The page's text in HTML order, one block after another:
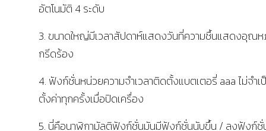
อัตโนมัติ 4 ระดับ
3. ขนาดใหญ่มีเวลาสัปดาห์แสดงวันที่ความชื้นแสดงอุณ
กรีดร้อง
4. ฟังก์ชั่นหน่วยความจำเวลาติดตั้งแบตเตอรี่ aaa ไม่จำ
ตั้งค่าทุกครั้งเมื่อปิดเครื่อง
5. นี่คือนาฬิกามัลติฟังก์ชั่นมันมีฟังก์ชั่นนับขึ้น / ลงฟังก์ชั่